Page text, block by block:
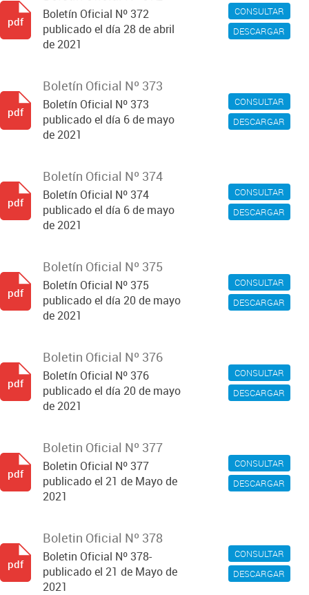
CONSULTAR
DESCARGAR
Boletín Oficial Nº 372
publicado el día 28 de abril
de 2021
pdf
CONSULTAR
DESCARGAR
Boletín Oficial Nº 373
Boletín Oficial Nº 373
publicado el día 6 de mayo
de 2021
pdf
CONSULTAR
DESCARGAR
Boletín Oficial Nº 374
Boletín Oficial Nº 374
publicado el día 6 de mayo
de 2021
pdf
CONSULTAR
DESCARGAR
Boletín Oficial Nº 375
Boletín Oficial Nº 375
publicado el día 20 de mayo
de 2021
pdf
CONSULTAR
DESCARGAR
Boletin Oficial Nº 376
Boletín Oficial Nº 376
publicado el día 20 de mayo
de 2021
pdf
CONSULTAR
DESCARGAR
Boletin Oficial Nº 377
Boletin Oficial Nº 377
publicado el 21 de Mayo de
2021
pdf
CONSULTAR
DESCARGAR
Boletin Oficial Nº 378
Boletin Oficial Nº 378-
publicado el 21 de Mayo de
2021
pdf